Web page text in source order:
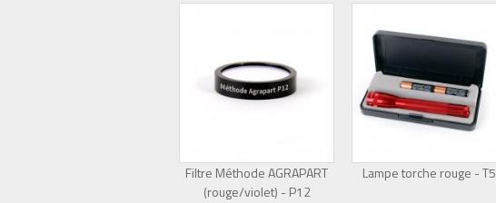
Filtre Méthode AGRAPART
(rouge/violet) - P12
Lampe torche rouge - T5